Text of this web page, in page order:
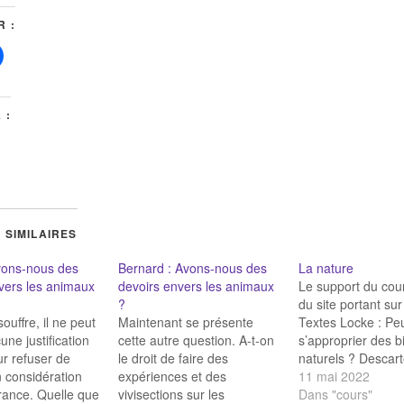
:
:
SIMILAIRES
nous des
les animaux
il ne peut
justification
refuser de
considération
Quelle que
Bernard : Avons-nous des
devoirs envers les animaux
?
Maintenant se présente
cette autre question. A-t-on
le droit de faire des
expériences et des
vivisections sur les
La nature
Le support du
du site portant
Textes Locke :
s’approprier des
naturels ?
Avons-nous des
envers les
11 mai 2022
Dans "cours"